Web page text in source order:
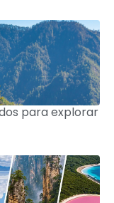
para explorar